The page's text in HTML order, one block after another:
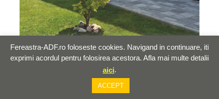
Fereastra-ADF.ro foloseste cookies. Navigand in continuare, iti
exprimi acordul pentru folosirea acestora. Afla mai multe detalii
aici.
ACCEPT